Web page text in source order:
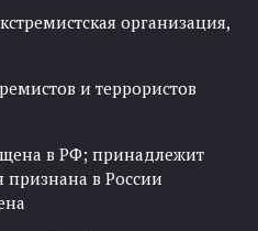
организация,
и террористов
в РФ; принадлежит
признана в России